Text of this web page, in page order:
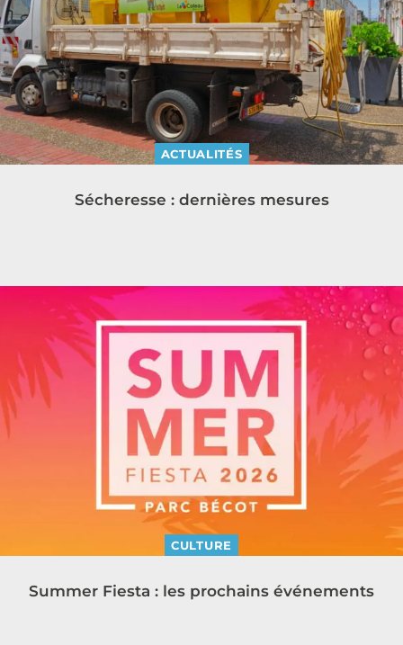
ACTUALITÉS
Sécheresse : dernières mesures
CULTURE
Summer Fiesta : les prochains événements